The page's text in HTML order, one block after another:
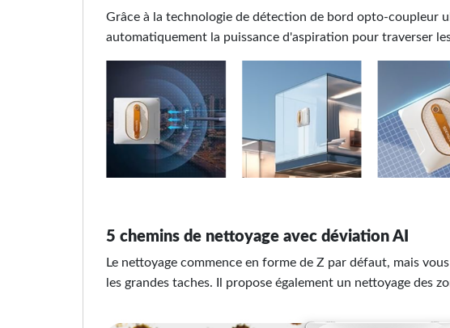
Grâce à la technologie de détection de bord opto-coupleur
automatiquement la puissance d'aspiration pour traverser
5 chemins de nettoyage avec déviation AI
Le nettoyage commence en forme de Z par défaut, mais
les grandes taches. Il propose également un nettoyage des